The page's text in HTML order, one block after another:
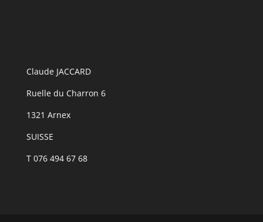
Claude JACCARD
Ruelle du Charron 6
1321 Arnex
SUISSE
T 076 494 67 68